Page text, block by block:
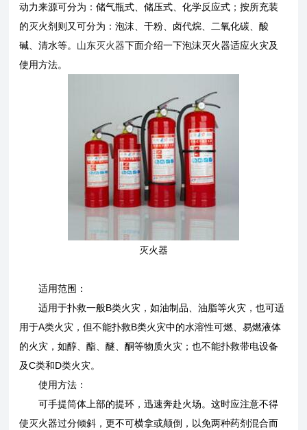
动力来源可分为：储气瓶式、储压式、化学反应式；按所充装
的灭火剂则又可分为：泡沫、干粉、卤代烷、二氧化碳、酸
碱、清水等。 山东灭火器下面介绍一下泡沫灭火器适应火灾及
使用方法。
灭火器
适用范围：
适用于扑救一般B类火灾，如油制品、油脂等火灾，也可适
用于A类火灾，但不能扑救B类火灾中的水溶性可燃、易燃液体
的火灾，如醇、酯、醚、酮等物质火灾；也不能扑救带电设备
及C类和D类火灾。
使用方法：
可手提筒体上部的提环，迅速奔赴火场。这时应注意不得
使灭火器过分倾斜，更不可横拿或颠倒，以免两种药剂混合而